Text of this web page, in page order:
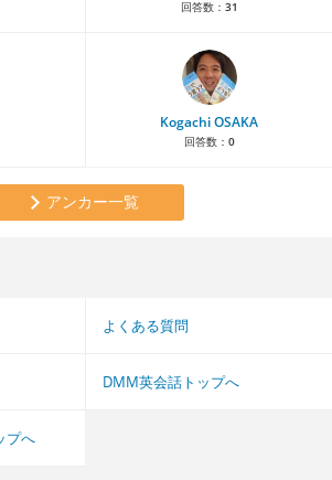
回答数： 31
Kogachi OSAKA
回答数： 0
アンカー一覧
よくある質問
DMM英会話トップへ
プへ